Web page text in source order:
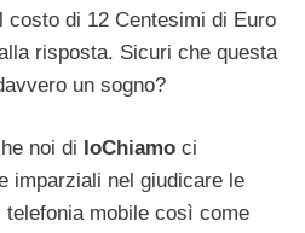
costo di 12 Centesimi di Euro
risposta. Sicuri che questa
un sogno?
noi di IoChiamo ci
imparziali nel giudicare le
mobile così come